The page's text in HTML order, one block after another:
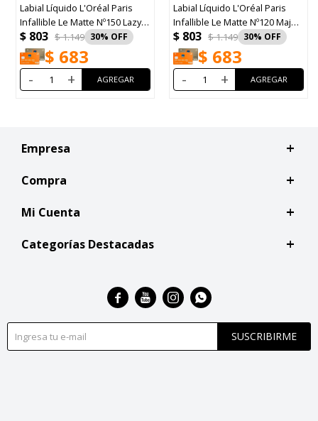
Labial Líquido L'Oréal Paris
Infallible Le Matte Nº120 Major
Crush
$803 $1.149 30
$683
-
Labial Pupa True Lips
Red
$1.019
$866
-
Empresa
Compra
Mi Cuenta
Categorías Destacadas
SUSCRIBIRME
   